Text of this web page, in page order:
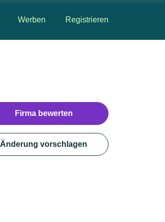
Werben Registrieren
Firma bewerten
Änderung vorschlagen